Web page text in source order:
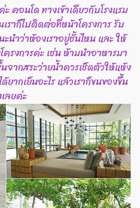
คอนโด ทางเข้าเดียวกับโรงแรม
ราก็ไปติดต่อที่หน้าโครงการ รับ
ำว่าห้องเราอยู่ชั้นไหน และ ให้
รงการค่ะ เช่น ห้ามนำอาหารมา
จากสระว่ายน้ำควรเช็ดตัวให้แห้ง
ากเย็นอะไร แล้วเราก็ขนของขึ้น
ลยค่ะ